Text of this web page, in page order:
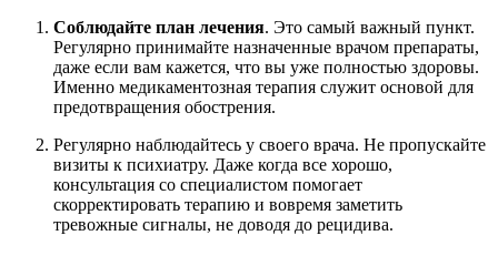
Соблюдайте план лечения. Это самый важный пункт.
Регулярно принимайте назначенные врачом препараты,
даже если вам кажется, что вы уже полностью здоровы.
Именно медикаментозная терапия служит основой для
предотвращения обострения.
Регулярно наблюдайтесь у своего врача. Не пропускайте
визиты к психиатру. Даже когда все хорошо,
консультация со специалистом помогает
скорректировать терапию и вовремя заметить
тревожные сигналы, не доводя до рецидива.